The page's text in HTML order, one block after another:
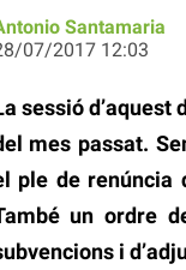
Santamaria
07/2017 12:03
sessió
mes passat.
ple de renúncia
un ordre
i